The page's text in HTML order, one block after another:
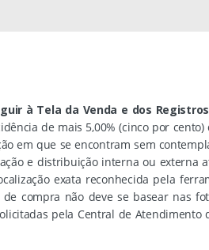
à Tela da Venda e dos Registros
de mais 5,00% (cinco por
em que se encontram sem
e distribuição interna ou externa
exata reconhecida pela
compra não deve se basear nas
pela Central de